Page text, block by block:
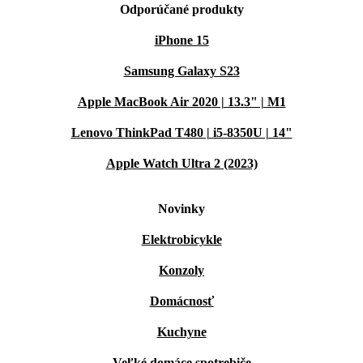
Odporúčané produkty
iPhone 15
Samsung Galaxy S23
Apple MacBook Air 2020 | 13.3" | M1
Lenovo ThinkPad T480 | i5-8350U | 14"
Apple Watch Ultra 2 (2023)
Novinky
Elektrobicykle
Konzoly
Domácnosť
Kuchyne